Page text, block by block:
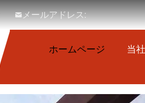
メールアドレス:
ホームページ 当